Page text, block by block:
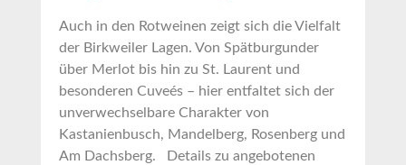
Auch in den Rotweinen zeigt sich die Vielfalt
der Birkweiler Lagen. Von Spätburgunder
über Merlot bis hin zu St. Laurent und
besonderen Cuveés – hier entfaltet sich der
unverwechselbare Charakter von
Kastanienbusch, Mandelberg, Rosenberg und
Am Dachsberg. Details zu angebotenen